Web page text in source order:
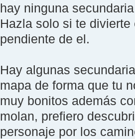
hay ninguna
Hazla solo si te
pendiente de el.
Hay algunas
mapa de forma que tu
muy bonitos además
molan, prefiero
personaje por los